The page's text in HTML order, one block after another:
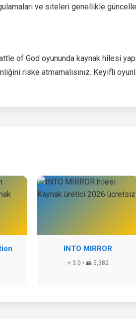
ve siteleri genellikle
of God oyununda kaynak hilesi
riske atmamalısınız. Keyifli
INTO MIRROR
⭐ 3.0 • 👥 5,382